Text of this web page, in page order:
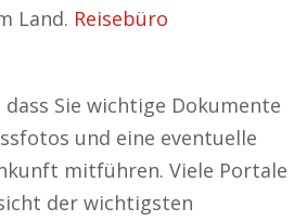
Land. Reisebüro
dass Sie wichtige Dokumente
und eine eventuelle
mitführen. Viele Portale
der wichtigsten